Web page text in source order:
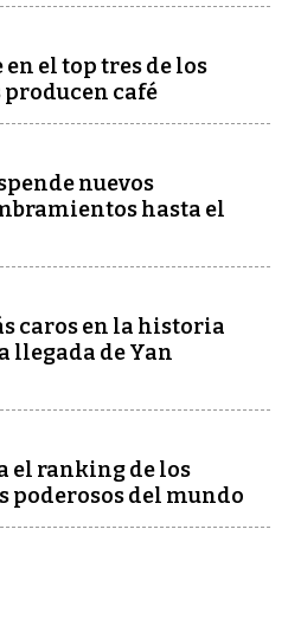
el top tres de los
producen café
nuevos
hasta el
caros en la historia
llegada de Yan
el ranking de los
poderosos del mundo